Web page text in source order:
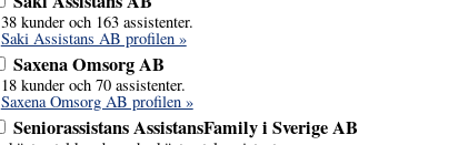
38 kunder och 163 assistenter.
Saki Assistans AB profilen »
Saxena Omsorg AB
18 kunder och 70 assistenter.
Saxena Omsorg AB profilen »
Seniorassistans AssistansFamily i Sverige AB